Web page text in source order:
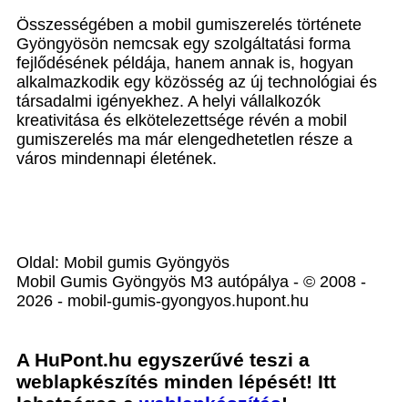
Összességében a mobil gumiszerelés története
Gyöngyösön nemcsak egy szolgáltatási forma
fejlődésének példája, hanem annak is, hogyan
alkalmazkodik egy közösség az új technológiai és
társadalmi igényekhez. A helyi vállalkozók
kreativitása és elkötelezettsége révén a mobil
gumiszerelés ma már elengedhetetlen része a
város mindennapi életének.
Oldal: Mobil gumis Gyöngyös
Mobil Gumis Gyöngyös M3 autópálya - © 2008 -
2026 - mobil-gumis-gyongyos.hupont.hu
A HuPont.hu egyszerűvé teszi a
weblapkészítés minden lépését! Itt